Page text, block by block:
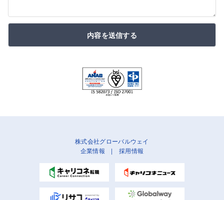
内容を送信する
株式会社グローバルウェイ
企業情報 | 採用情報